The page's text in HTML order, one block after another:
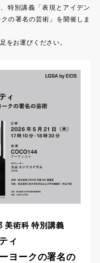
特別講義「表現とアイデン
の署名の芸術」を開催しま
をお運びください。
美術科 特別講義
ィ
ヨークの署名の